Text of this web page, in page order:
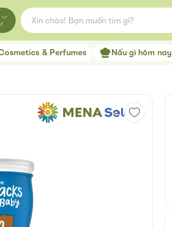
& Perfumes Nấu gì hôm nay